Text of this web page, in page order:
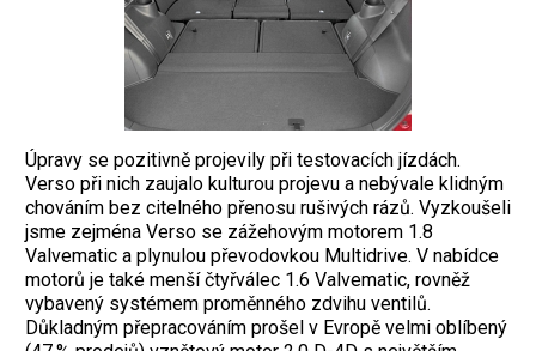
Úpravy se pozi­tivně projevily při testovacích jízdách.
Verso při nich zaujalo kulturou projevu a nebývale klidným
chováním bez citelného přenosu rušivých rázů. Vyzkoušeli
jsme zejména Verso se zážehovým motorem 1.8
Valvematic a plynulou převodovkou Multidrive. V nabídce
motorů je také menší čtyřválec 1.6 Valvematic, rovněž
vybavený systémem proměnného zdvihu ven­tilů.
Důkladným přepracováním prošel v Evropě velmi oblíbený